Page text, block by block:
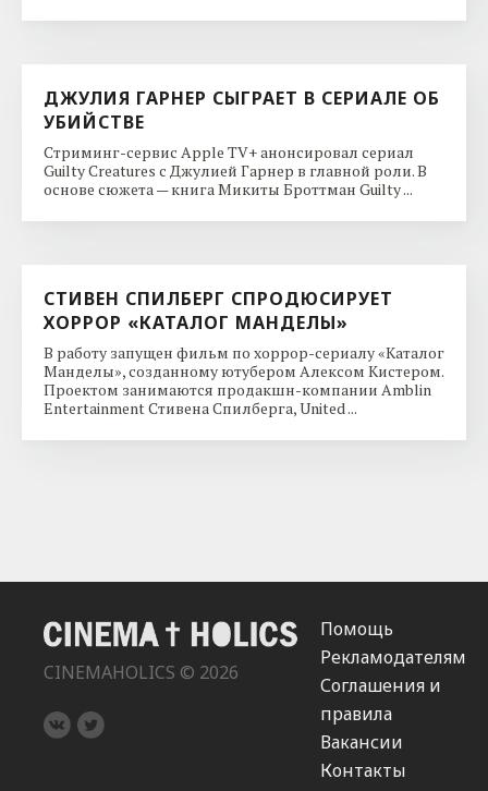
ДЖУЛИЯ ГАРНЕР СЫГРАЕТ В СЕРИАЛЕ ОБ
УБИЙСТВЕ
Стриминг-сервис Apple TV+ анонсировал сериал
Guilty Creatures с Джулией Гарнер в главной роли. В
основе сюжета — книга Микиты Броттман Guilty ...
СТИВЕН СПИЛБЕРГ СПРОДЮСИРУЕТ
ХОРРОР «КАТАЛОГ МАНДЕЛЫ»
В работу запущен фильм по хоррор-сериалу «Каталог
Манделы», созданному ютубером Алексом Кистером.
Проектом занимаются продакшн-компании Amblin
Entertainment Стивена Спилберга, United ...
CINEMAHOLICS © 2026
Помощь
Рекламодателям
Соглашения и
правила
Вакансии
Контакты